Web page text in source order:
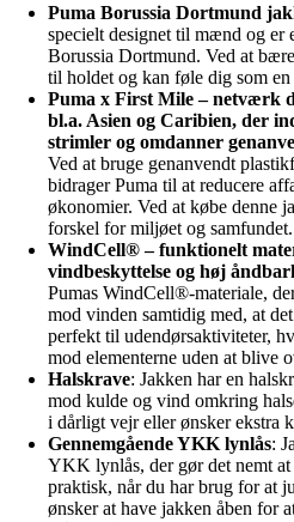
Puma Borussia Dortmund
specielt designet til mænd og er
Borussia Dortmund. Ved at
til holdet og kan føle dig som
Puma x First Mile – netværk
bl.a. Asien og Caribien, der
strimler og omdanner
Ved at bruge genanvendt
bidrager Puma til at reducere
økonomier. Ved at købe denne
forskel for miljøet og samfundet.
WindCell® – funktionelt
vindbeskyttelse og høj
Pumas WindCell®-materiale,
mod vinden samtidig med, at
perfekt til udendørsaktiviteter,
mod elementerne uden at blive
Halskrave: Jakken har en
mod kulde og vind omkring
i dårligt vejr eller ønsker ekstra
Gennemgående YKK lynlås:
YKK lynlås, der gør det nemt
praktisk, når du har brug for at
ønsker at have jakken åben for